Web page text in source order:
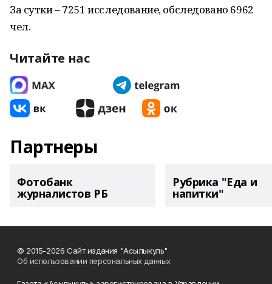
За сутки – 7251 исследование, обследовано 6962
чел.
Читайте нас
Партнеры
Фотобанк
журналистов РБ
Рубрика "Еда и
напитки"
© 2015-2026 Сайт издания "Асылыкуль"
Об использовании персональных данных